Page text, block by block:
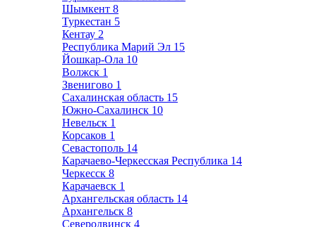
Шымкент 8
Туркестан 5
Кентау 2
Республика Марий Эл 15
Йошкар-Ола 10
Волжск 1
Звенигово 1
Сахалинская область 15
Южно-Сахалинск 10
Невельск 1
Корсаков 1
Севастополь 14
Карачаево-Черкесская Республика 14
Черкесск 8
Карачаевск 1
Архангельская область 14
Архангельск 8
Северодвинск 4